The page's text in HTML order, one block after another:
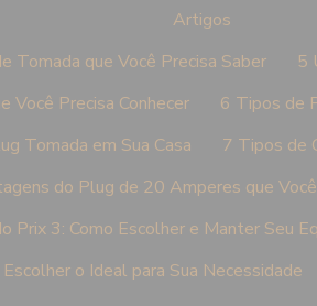
Artigos
Tomada que Você Precisa Saber
5
Você Precisa Conhecer
6 Tipos de
Tomada em Sua Casa
7 Tipos de
do Plug de 20 Amperes que
Prix 3: Como Escolher e Manter Seu
o Ideal para Sua Necessidade